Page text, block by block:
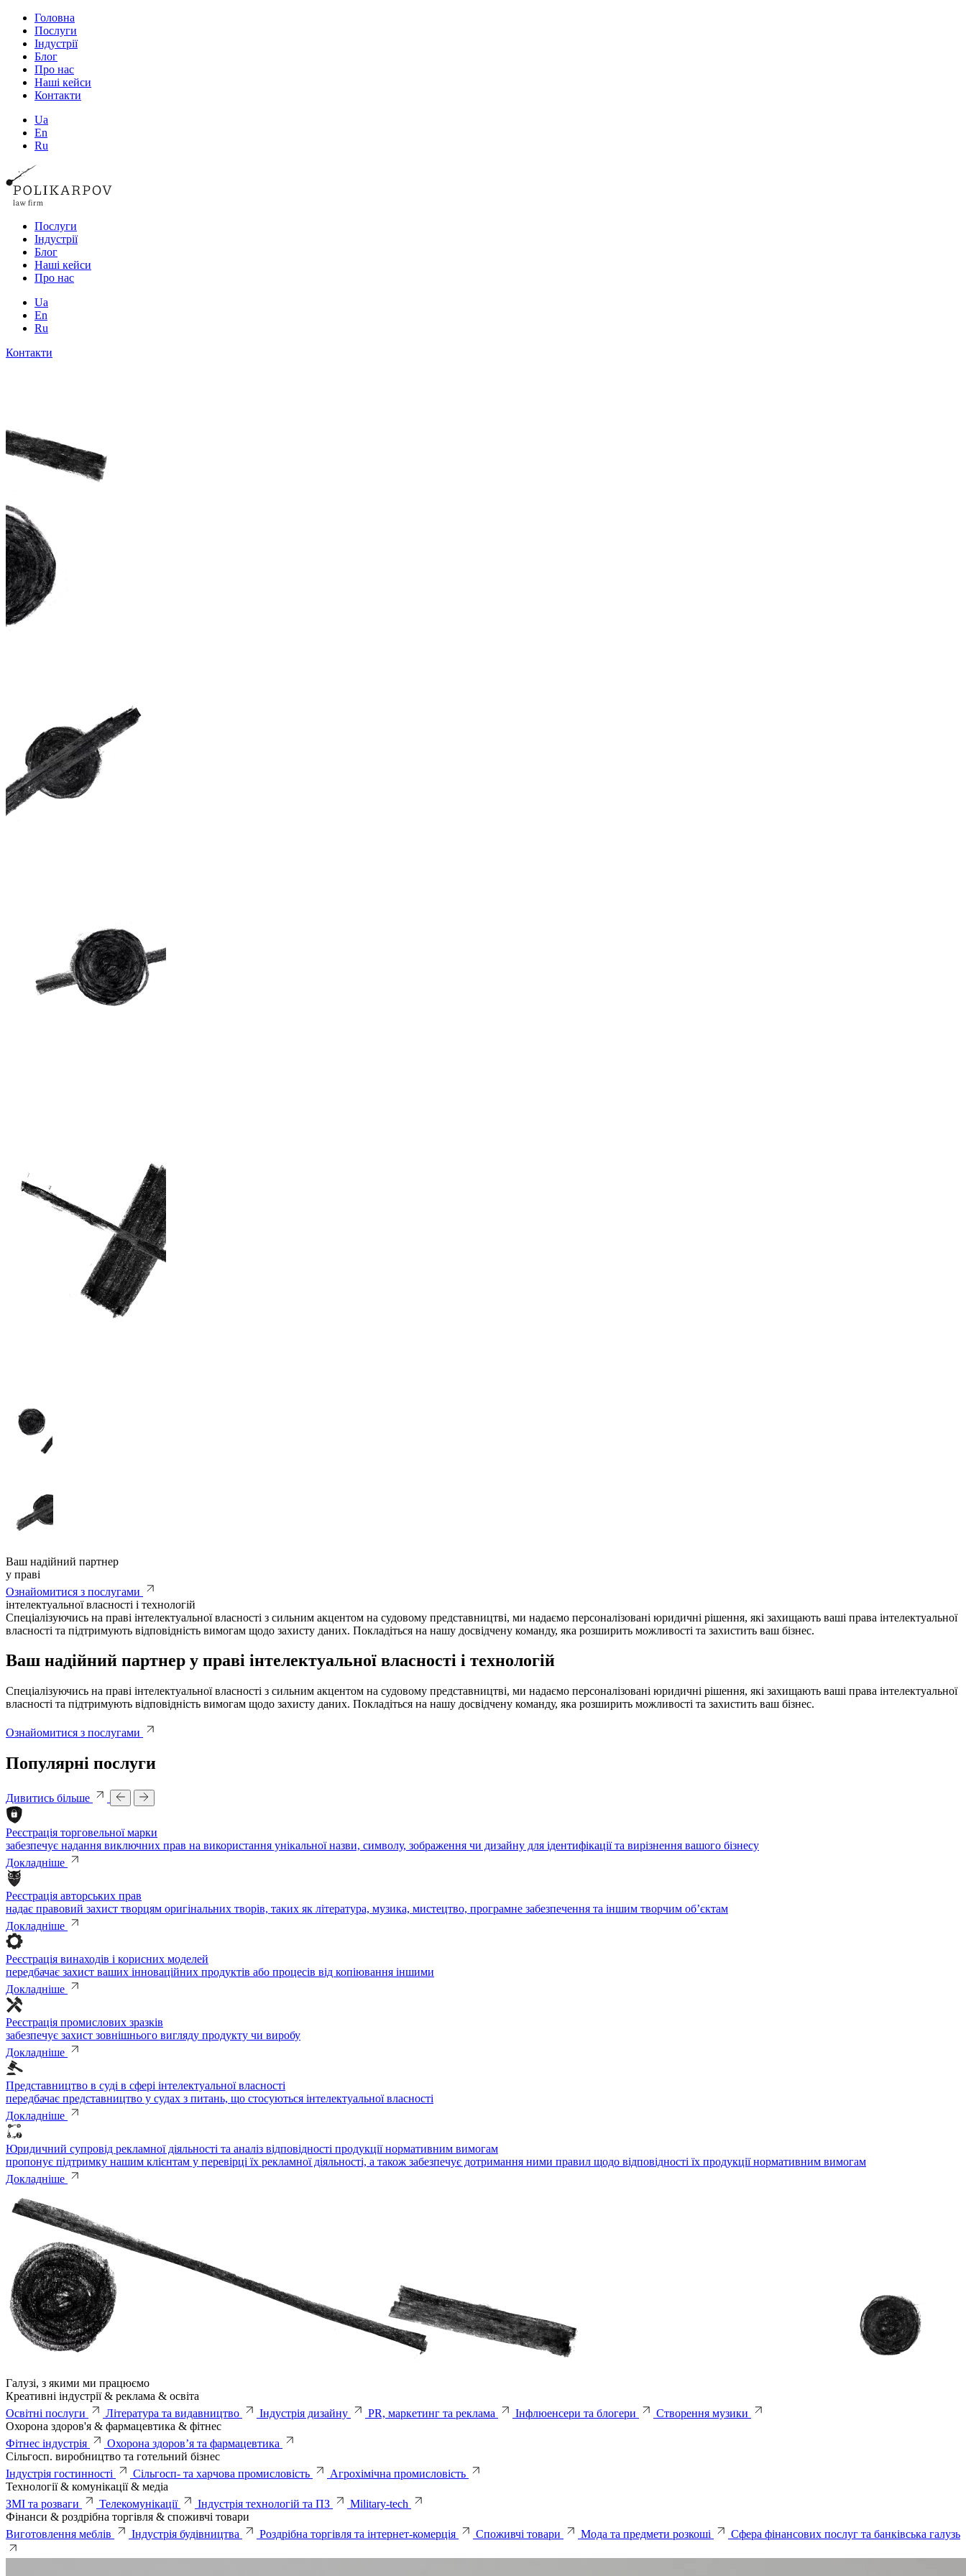
Головна
Послуги
Індустрії
Блог
Про нас
Наші кейси
Контакти
Ua
En
Ru
Послуги
Індустрії
Блог
Наші кейси
Про нас
Ua
En
Ru
Контакти
Ваш надійний партнер
у праві
Ознайомитися з послугами
інтелектуальної власності і технологій
Спеціалізуючись на праві інтелектуальної власності з сильним акцентом на судовому представництві, ми надаємо персоналізовані юридичні рішення, які захищають ваші права інтелектуальної
власності та підтримують відповідність вимогам щодо захисту даних. Покладіться на нашу досвідчену команду, яка розширить можливості та захистить ваш бізнес.
Ваш надійний партнер у праві інтелектуальної власності і технологій
Спеціалізуючись на праві інтелектуальної власності з сильним акцентом на судовому представництві, ми надаємо персоналізовані юридичні рішення, які захищають ваші права інтелектуальної
власності та підтримують відповідність вимогам щодо захисту даних. Покладіться на нашу досвідчену команду, яка розширить можливості та захистить ваш бізнес.
Ознайомитися з послугами
Популярні послуги
Дивитись більше
Реєстрація торговельної марки
забезпечує надання виключних прав на використання унікальної назви, символу, зображення чи дизайну для ідентифікації та вирізнення вашого бізнесу
Докладніше
Реєстрація авторських прав
надає правовий захист творцям оригінальних творів, таких як література, музика, мистецтво, програмне забезпечення та іншим творчим обʼєктам
Докладніше
Реєстрація винаходів і корисних моделей
передбачає захист ваших інноваційних продуктів або процесів від копіювання іншими
Докладніше
Реєстрація промислових зразків
забезпечує захист зовнішнього вигляду продукту чи виробу
Докладніше
Представництво в суді в сфері інтелектуальної власності
передбачає представництво у судах з питань, що стосуються інтелектуальної власності
Докладніше
Юридичний супровід рекламної діяльності та аналіз відповідності продукції нормативним вимогам
пропонує підтримку нашим клієнтам у перевірці їх рекламної діяльності, а також забезпечує дотримання ними правил щодо відповідності їх продукції нормативним вимогам
Докладніше
Галузі, з якими ми працюємо
Креативні індустрії & реклама & освіта
Освітні послуги
Література та видавництво Індустрія дизайну PR, маркетинг та реклама Інфлюенсери та блогери
Створення музики
Охорона здоров'я & фармацевтика & фітнес
Фітнес індустрія
Охорона здоров’я та фармацевтика
Сільгосп. виробництво та готельний бізнес
Індустрія гостинності
Сільгосп- та харчова промисловість
Агрохімічна промисловість
Технології & комунікації & медіа
ЗМІ та розваги
Телекомунікації Індустрія технологій та ПЗ
Military-tech
Фінанси & роздрібна торгівля & споживчі товари
Виготовлення меблів
Індустрія будівництва Роздрібна торгівля та інтернет-комерція Споживчі товари Мода та предмети розкоші Сфера фінансових послуг та банківська галузь